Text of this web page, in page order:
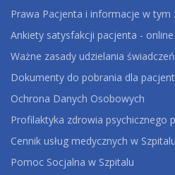
Prawa Pacjenta i informacje w tym
Ankiety satysfakcji pacjenta - online
Ważne zasady udzielania
Dokumenty do pobrania dla
Ochrona Danych Osobowych
Profilaktyka zdrowia psychicznego
Cennik usług medycznych w Szpitalu
Pomoc Socjalna w Szpitalu